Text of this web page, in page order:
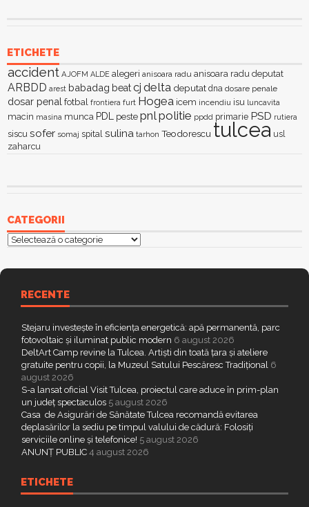
ETICHETE
accident AJOFM ALDE alegeri anisoara radu anisoara radu deputat
ARBDD arest babadag beatcj delta deputat dna dosare penale
dosar penal fotbal frontiera furt Hogea icem incendiu isu luncavita
macin masina munca PDL peste pnlpolitie ppdd primarie PSD rutiera
siscu sofer somaj spital sulina tarhon Teodorescu tulcea usl
zaharcu
CATEGORII
Categorii
RECENTE
Stejaru investește în eficiența energetică: apă permanentă, parc
fotovoltaic și iluminat public modern 6 august 2026
DeltArt Camp revine la Tulcea. Artiști din toată țara și ateliere
gratuite pentru copii, la Muzeul Satului Pescăresc Tradițional 6
august 2026
S-a lansat oficial Visit Tulcea, proiectul care aduce în prim-plan
un județ spectaculos 5 august 2026
Casa de Asigurări de Sănătate Tulcea recomandă evitarea
deplasărilor la sediu pe timpul valului de cădură: Folosiți
serviciile online și telefonice! 5 august 2026
ANUNȚ PUBLIC 4 august 2026
ETICHETE